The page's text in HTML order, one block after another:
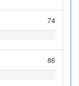
74
86